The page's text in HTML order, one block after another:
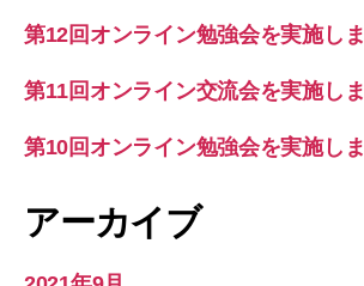
し
た。
の
第12回オンライン勉強会を実施しま
第11回オンライン交流会を実施しま
第10回オンライン勉強会を実施しま
アーカイブ